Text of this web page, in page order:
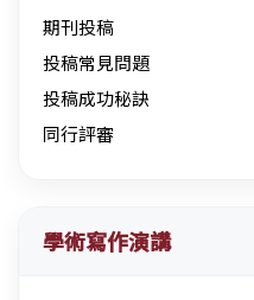
期刊投稿
投稿常見問題
投稿成功秘訣
同行評審
學術寫作演講